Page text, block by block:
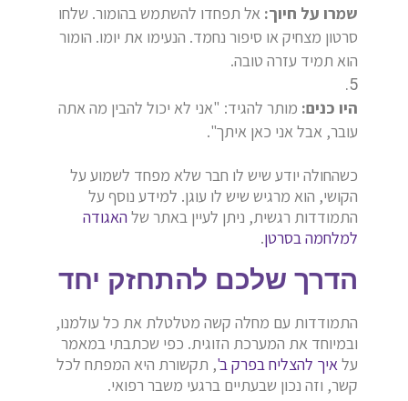
שמרו על חיוך: אל תפחדו להשתמש בהומור. שלחו
סרטון מצחיק או סיפור נחמד. הנעימו את יומו. הומור
הוא תמיד עזרה טובה.
היו כנים: מותר להגיד: "אני לא יכול להבין מה אתה
עובר, אבל אני כאן איתך".
כשהחולה יודע שיש לו חבר שלא מפחד לשמוע על
הקושי, הוא מרגיש שיש לו עוגן. למידע נוסף על
התמודדות רגשית, ניתן לעיין באתר שלהאגודה
למלחמה בסרטן.
הדרך שלכם להתחזק יחד
התמודדות עם מחלה קשה מטלטלת את כל עולמנו,
ובמיוחד את המערכת הזוגית. כפי שכתבתי במאמר
על איך להצליח בפרק ב', תקשורת היא המפתח לכל
קשר, וזה נכון שבעתיים ברגעי משבר רפואי.